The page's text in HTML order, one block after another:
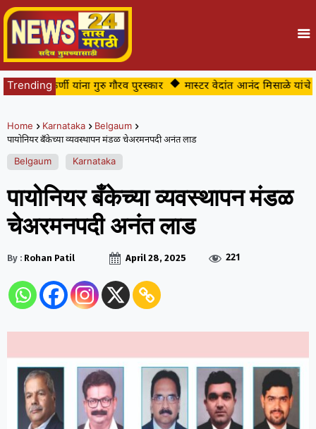
Trending
कुलकर्णी यांना गुरु गौरव पुरस्कार मास्टर वेदांत आनंद मिसाळे यांचे
Home Karnataka
Belgaum
पायोनियर बँकेच्या व्यवस्थापन मंडळ चेअरमनपदी अनंत लाड
Belgaum
Karnataka
पायोनियर बँकेच्या व्यवस्थापन मंडळ
चेअरमनपदी अनंत लाड
By : Rohan Patil April 28, 2025 221